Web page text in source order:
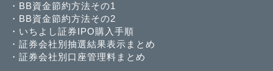
・ BB資金節約方法その1
・ BB資金節約方法その2
・ いちよし証券IPO購入手順
・ 証券会社別抽選結果表示まとめ
・ 証券会社別口座管理料まとめ